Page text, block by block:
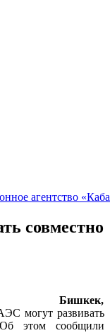
совместно
Бишкек,
могут развивать
Об этом сообщили